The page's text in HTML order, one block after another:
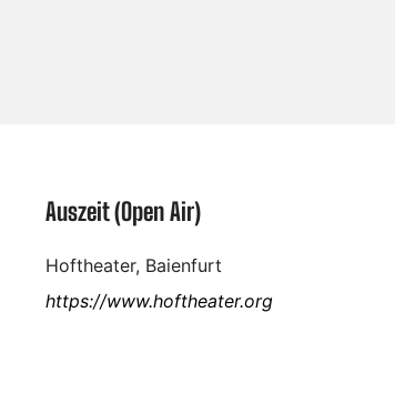
Auszeit (Open Air)
Hoftheater, Baienfurt
https://www.hoftheater.org